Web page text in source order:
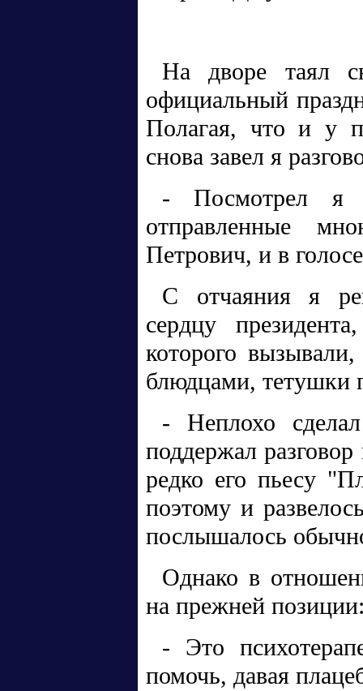
На дворе таял
официальный
Полагая, что и у
снова завел я
- Посмотрел я
отправленные
Петрович, и в
С отчаяния я
сердцу
которого
блюдцами, тетушки
- Неплохо
поддержал
редко его пьесу
поэтому и
послышалось
Однако в
на прежней
- Это
помочь, давая